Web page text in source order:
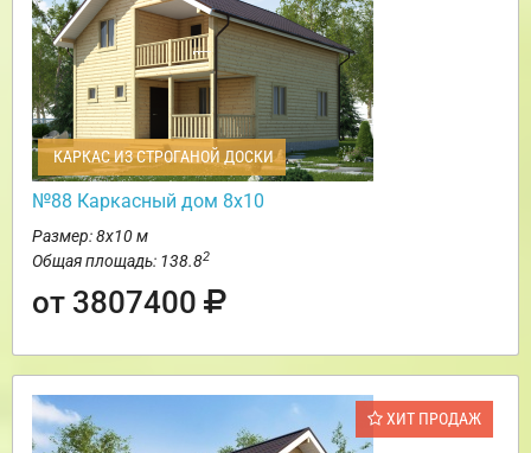
КАРКАС ИЗ СТРОГАНОЙ ДОСКИ
№88 Каркасный дом 8х10
Размер: 8х10 м
Общая площадь: 138.82
от 3807400
ХИТ ПРОДАЖ